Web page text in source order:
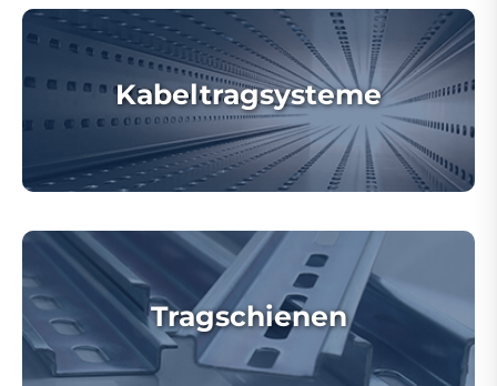
Kabeltragsysteme
Tragschienen